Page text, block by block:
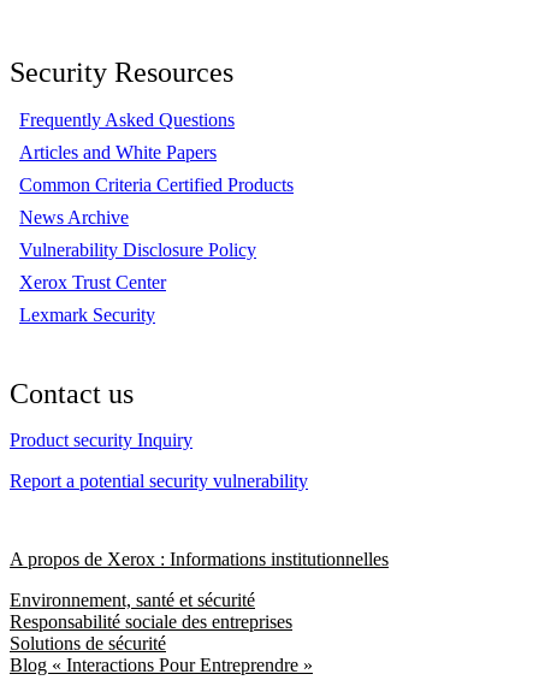
Security Resources
Frequently Asked Questions
Articles and White Papers
Common Criteria Certified Products
News Archive
Vulnerability Disclosure Policy
Xerox Trust Center
Lexmark Security
Contact us
Product security Inquiry
Report a potential security vulnerability
A propos de Xerox : Informations institutionnelles
Environnement, santé et sécurité
Responsabilité sociale des entreprises
Solutions de sécurité
Blog « Interactions Pour Entreprendre »